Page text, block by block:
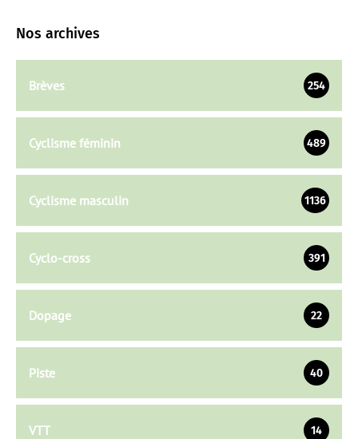
Nos archives
Brèves 254
Cyclisme féminin 489
Cyclisme masculin 1136
Cyclo-cross 391
Dopage 22
Piste 40
VTT 14